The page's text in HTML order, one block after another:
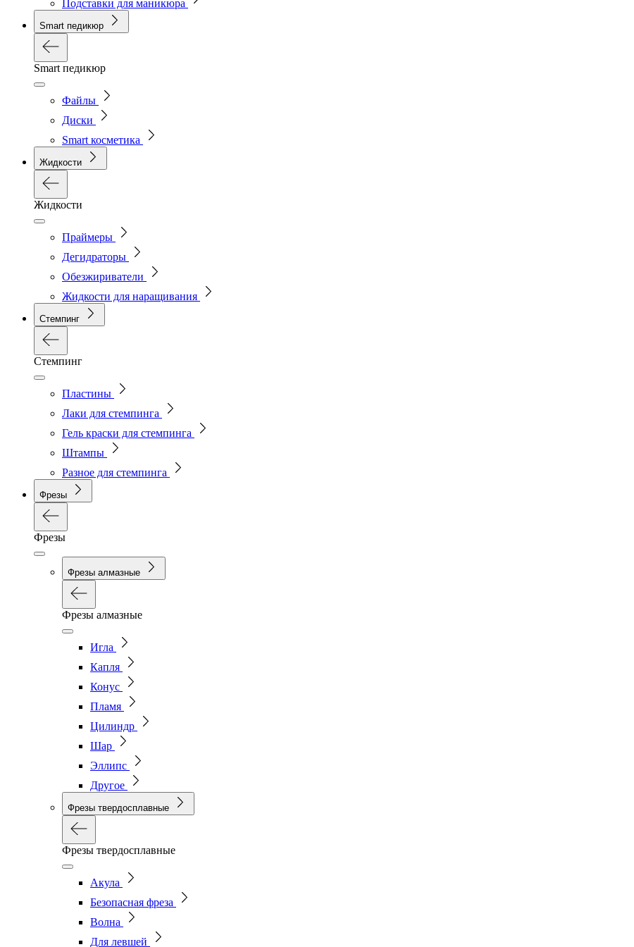
Подставки для маникюра
Smart педикюр
Smart педикюр
Файлы
Диски
Smart косметика
Жидкости
Жидкости
Праймеры
Дегидраторы
Обезжириватели
Жидкости для наращивания
Стемпинг
Стемпинг
Пластины
Лаки для стемпинга
Гель краски для стемпинга
Штампы
Разное для стемпинга
Фрезы
Фрезы
Фрезы алмазные
Фрезы алмазные
Игла
Капля
Конус
Пламя
Цилиндр
Шар
Эллипс
Другое
Фрезы твердосплавные
Фрезы твердосплавные
Акула
Безопасная фреза
Волна
Для левшей